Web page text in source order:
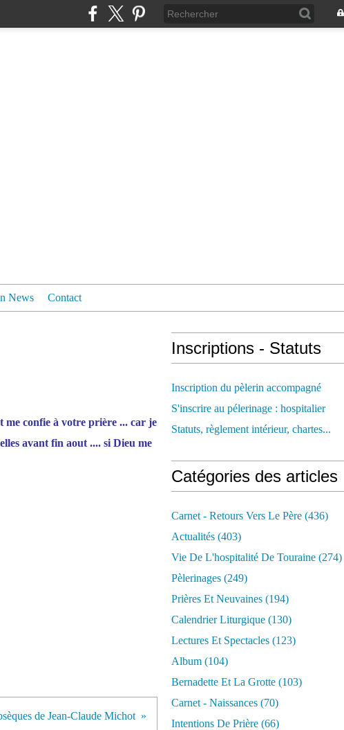
News Contact
confie à votre prière ... car je
avant fin aout .... si Dieu me
de Jean-Claude Michot
Inscriptions - Statuts
Inscription du pèlerin accompagné
S'inscrire au pélerinage : hospitalier
Statuts, règlement intérieur, chartes...
Catégories des articles
Carnet - Retours Vers Le Père (436)
Actualités (403)
Vie De L'hospitalité De Touraine (274)
Pèlerinages (249)
Prières Et Neuvaines (194)
Calendrier Liturgique (130)
Lectures Et Spectacles (123)
Album (104)
Bernadette Et La Grotte (103)
Carnet - Naissances (70)
Intentions De Prière (66)